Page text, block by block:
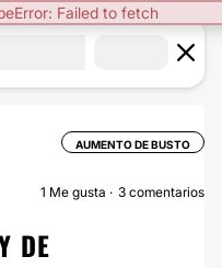
Failed to fetch
AUMENTO DE BUSTO
1 Me gusta 3 comentarios
DE